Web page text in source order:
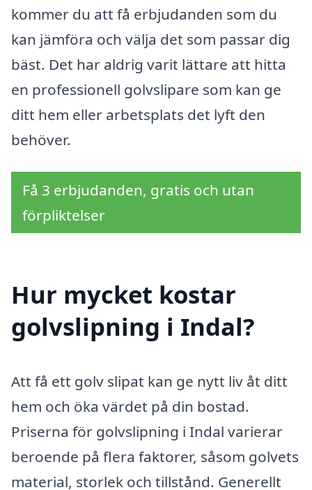
kommer du att få erbjudanden som du
kan jämföra och välja det som passar dig
bäst. Det har aldrig varit lättare att hitta
en professionell golvslipare som kan ge
ditt hem eller arbetsplats det lyft den
behöver.
Få 3 erbjudanden, gratis och utan
förpliktelser
Hur mycket kostar
golvslipning i Indal?
Att få ett golv slipat kan ge nytt liv åt ditt
hem och öka värdet på din bostad.
Priserna för golvslipning i Indal varierar
beroende på flera faktorer, såsom golvets
material, storlek och tillstånd. Generellt